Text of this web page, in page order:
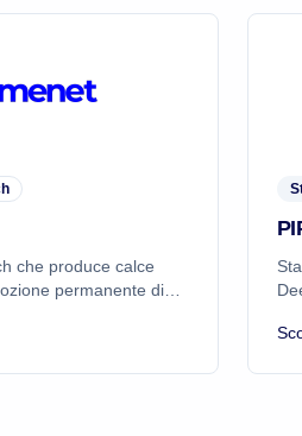
che produce calce
permanente di
di calcio ha lo